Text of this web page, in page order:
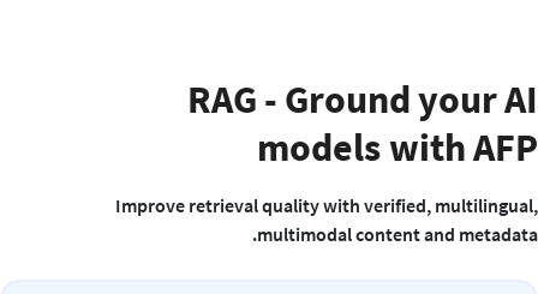
RAG - Ground your AI
models with AFP
Improve retrieval quality with verified, multilingual,
multimodal content and metadata.